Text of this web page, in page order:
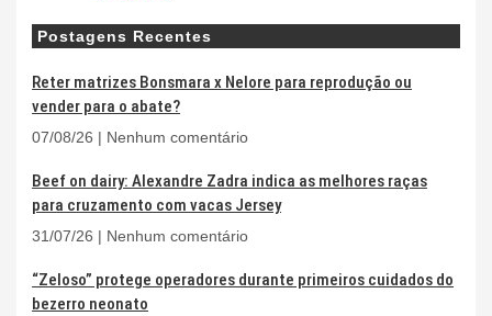
Postagens Recentes
Reter matrizes Bonsmara x Nelore para reprodução ou
vender para o abate?
07/08/26 Nenhum comentário
Beef on dairy: Alexandre Zadra indica as melhores raças
para cruzamento com vacas Jersey
31/07/26 Nenhum comentário
“Zeloso” protege operadores durante primeiros cuidados do
bezerro neonato